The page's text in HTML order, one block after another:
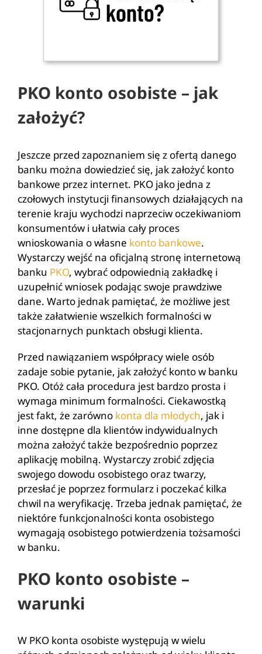
PKO konto osobiste – jak
założyć?
Jeszcze przed zapoznaniem się z ofertą danego
banku można dowiedzieć się, jak założyć konto
bankowe przez internet. PKO jako jedna z
czołowych instytucji finansowych działających na
terenie kraju wychodzi naprzeciw oczekiwaniom
konsumentów i ułatwia cały proces
wnioskowania o własne konto bankowe.
Wystarczy wejść na oficjalną stronę internetową
banku PKO, wybrać odpowiednią zakładkę i
uzupełnić wniosek podając swoje prawdziwe
dane. Warto jednak pamiętać, że możliwe jest
także załatwienie wszelkich formalności w
stacjonarnych punktach obsługi klienta.
Przed nawiązaniem współpracy wiele osób
zadaje sobie pytanie, jak założyć konto w banku
PKO. Otóż cała procedura jest bardzo prosta i
wymaga minimum formalności. Ciekawostką
jest fakt, że zarówno konta dla młodych, jak i
inne dostępne dla klientów indywidualnych
można założyć także bezpośrednio poprzez
aplikację mobilną. Wystarczy zrobić zdjęcia
swojego dowodu osobistego oraz twarzy,
przesłać je poprzez formularz i poczekać kilka
chwil na weryfikację. Trzeba jednak pamiętać, że
niektóre funkcjonalności konta osobistego
wymagają osobistego potwierdzenia tożsamości
w banku.
PKO konto osobiste –
warunki
W PKO konta osobiste występują w wielu